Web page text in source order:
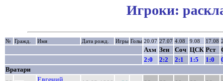
Игроки:
№ Гражд. Имя Дата рожд. Игры Голы 20.07 27.07 4.08 9.08 17.08
Ахм Зен Соч ЦСК Рст
2:0
2:2 2:1 1:5 1:0
Вратари